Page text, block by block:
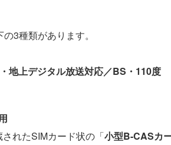
3種類があります。
地上デジタル放送対応／BS・110度
れたSIMカード状の「小型B-CASカ